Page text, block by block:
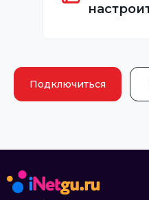
Подключиться